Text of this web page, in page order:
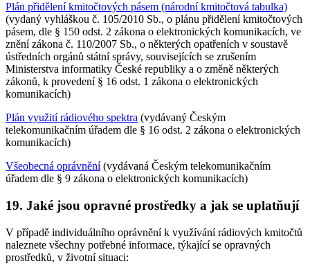
Plán přidělení kmitočtových pásem (národní kmitočtová tabulka)
(vydaný vyhláškou č. 105/2010 Sb., o plánu přidělení kmitočtových
pásem, dle § 150 odst. 2 zákona o elektronických komunikacích, ve
znění zákona č. 110/2007 Sb., o některých opatřeních v soustavě
ústředních orgánů státní správy, souvisejících se zrušením
Ministerstva informatiky České republiky a o změně některých
zákonů, k provedení § 16 odst. 1 zákona o elektronických
komunikacích)
Plán využití rádiového spektra (vydávaný Českým
telekomunikačním úřadem dle § 16 odst. 2 zákona o elektronických
komunikacích)
Všeobecná oprávnění(vydávaná Českým telekomunikačním
úřadem dle § 9 zákona o elektronických komunikacích)
19. Jaké jsou opravné prostředky a jak se uplatňují
V případě individuálního oprávnění k využívání rádiových kmitočtů
naleznete všechny potřebné informace, týkající se opravných
prostředků, v životní situaci: